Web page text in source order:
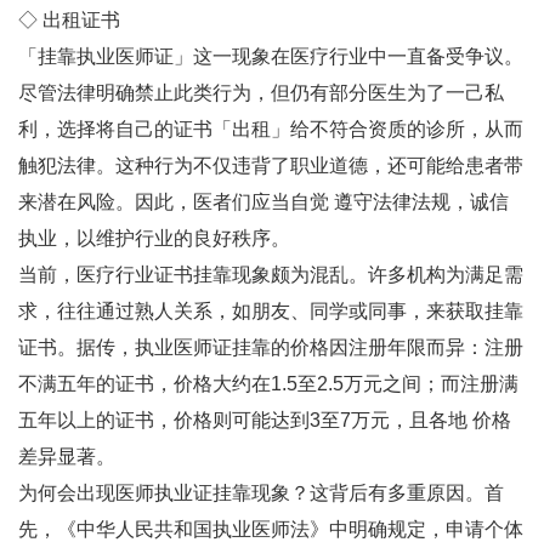
◇ 出租证书
「挂靠执业医师证」这一现象在医疗行业中一直备受争议。
尽管法律明确禁止此类行为，但仍有部分医生为了一己私
利，选择将自己的证书「出租」给不符合资质的诊所，从而
触犯法律。这种行为不仅违背了职业道德，还可能给患者带
来潜在风险。因此，医者们应当自觉 遵守法律法规，诚信
执业，以维护行业的良好秩序。
当前，医疗行业证书挂靠现象颇为混乱。许多机构为满足需
求，往往通过熟人关系，如朋友、同学或同事，来获取挂靠
证书。据传，执业医师证挂靠的价格因注册年限而异：注册
不满五年的证书，价格大约在1.5至2.5万元之间；而注册满
五年以上的证书，价格则可能达到3至7万元，且各地 价格
差异显著。
为何会出现医师执业证挂靠现象？这背后有多重原因。首
先，《中华人民共和国执业医师法》中明确规定，申请个体